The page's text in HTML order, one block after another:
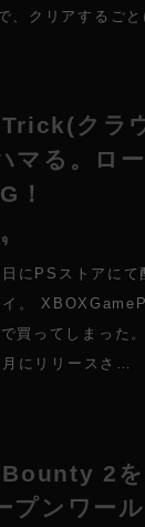
、クリアするご
クラ
マる。ロ
！
にPSストアにて
。
買ってしまった
にリリースさ…
2を
プンワー